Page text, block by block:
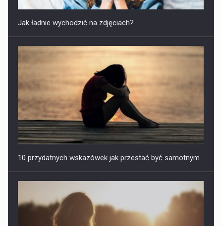
Jak ładnie wychodzić na zdjęciach?
10 przydatnych wskazówek jak przestać być samotnym